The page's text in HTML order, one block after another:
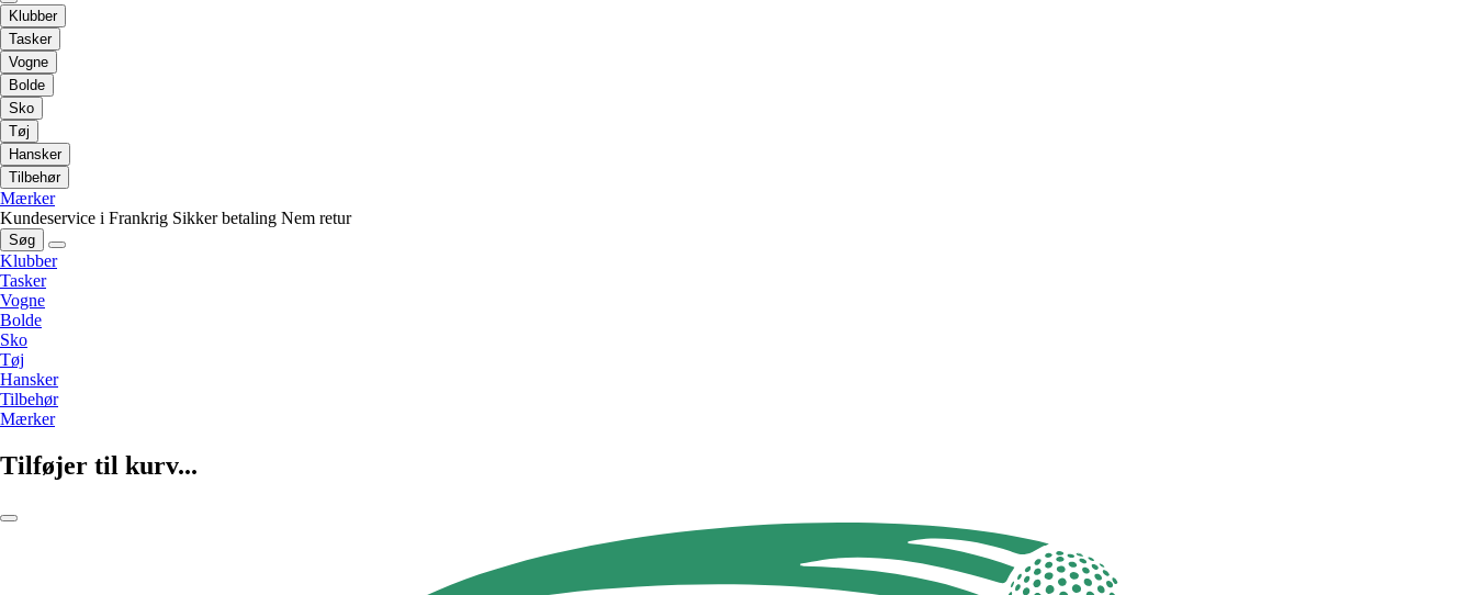
Klubber
Tasker
Vogne
Bolde
Sko
Tøj
Hansker
Tilbehør
Mærker
Kundeservice i Frankrig Sikker betaling Nem retur
Søg
Klubber
Tasker
Vogne
Bolde
Sko
Tøj
Hansker
Tilbehør
Mærker
Tilføjer til kurv...